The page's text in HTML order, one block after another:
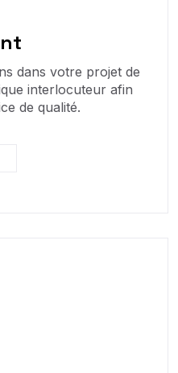
dans votre projet de
interlocuteur afin
de qualité.